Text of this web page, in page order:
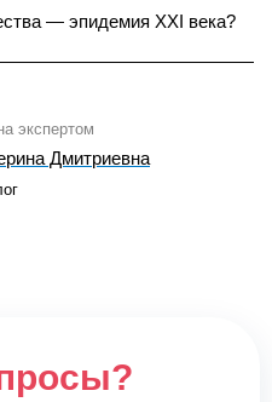
— эпидемия XXI века?
экспертом
Дмитриевна